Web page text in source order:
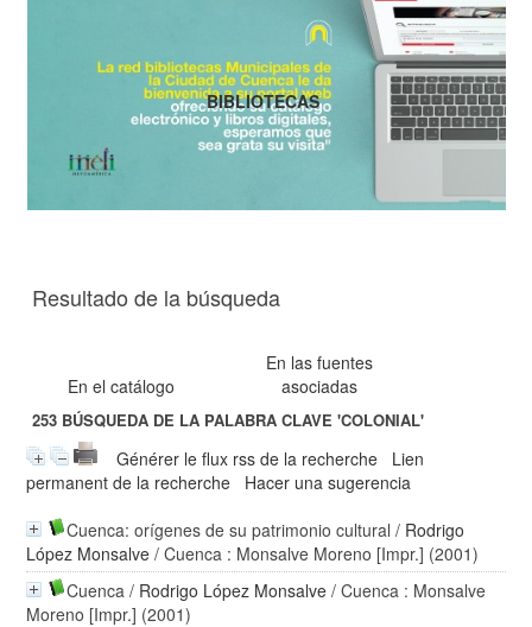
Resultado de la búsqueda
En el catálogo
En las fuentes
asociadas
253 BÚSQUEDA DE LA PALABRA CLAVE'COLONIAL'
Générer le flux rss de la recherche
Lien
permanent de la recherche
Hacer una sugerencia
Cuenca: orígenes de su patrimonio cultural / Rodrigo
López Monsalve / Cuenca : Monsalve Moreno [Impr.] (2001)
Cuenca / Rodrigo López Monsalve / Cuenca : Monsalve
Moreno [Impr.] (2001)
BIBLIOTECAS